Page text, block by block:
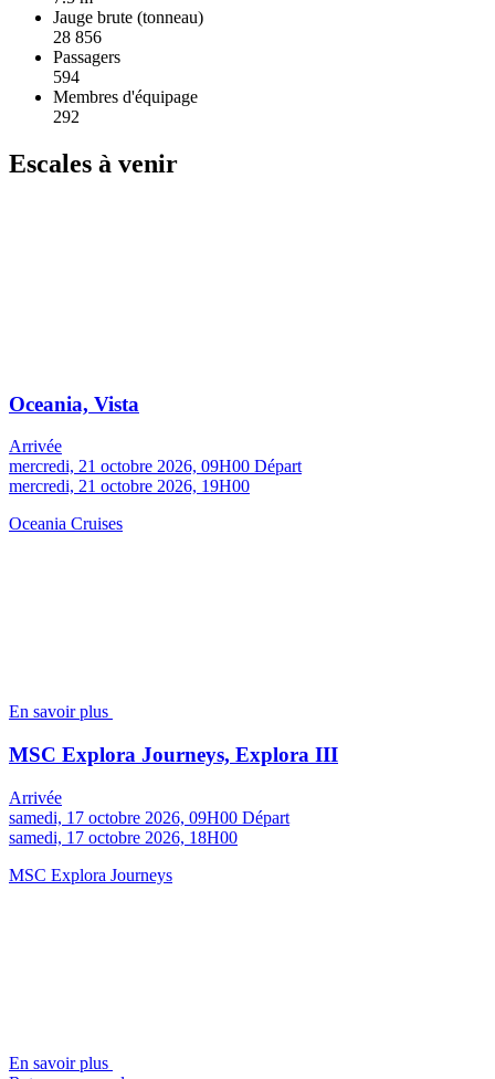
Jauge brute (tonneau)
28 856
Passagers
594
Membres d'équipage
292
Escales à venir
Oceania, Vista
Arrivée
mercredi, 21 octobre 2026, 09H00 Départ
mercredi, 21 octobre 2026, 19H00
Oceania Cruises
En savoir plus
MSC Explora Journeys, Explora III
Arrivée
samedi, 17 octobre 2026, 09H00 Départ
samedi, 17 octobre 2026, 18H00
MSC Explora Journeys
En savoir plus